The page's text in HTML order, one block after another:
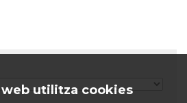
utilitza cookies